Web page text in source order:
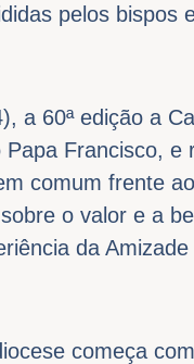
pelos bispos
a 60ª edição a
Papa Francisco, e
comum frente
o valor e a
da
começa